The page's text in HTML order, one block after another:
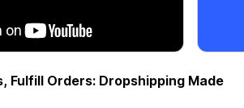
Fulfill Orders: Dropshipping Made